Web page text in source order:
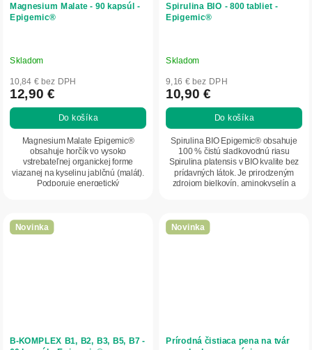
Magnesium Malate - 90 kapsúl -
Epigemic®
Skladom
10,84 € bez DPH
12,90 €
Do košíka
Magnesium Malate Epigemic®
obsahuje horčík vo vysoko
vstrebateľnej organickej forme
viazanej na kyselinu jablčnú (malát).
Podporuje energetický
Spirulina BIO - 800 tabliet -
Epigemic®
Skladom
9,16 € bez DPH
10,90 €
Do košíka
Spirulina BIO Epigemic® obsahuje
100 % čistú sladkovodnú riasu
Spirulina platensis v BIO kvalite bez
prídavných látok. Je prirodzeným
zdrojom bielkovín, aminokyselín a
Novinka
B-KOMPLEX B1, B2, B3, B5, B7 -
Novinka
Prírodná čistiaca pena na tvár